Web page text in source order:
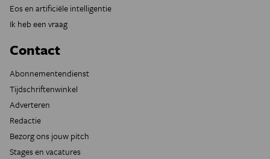
Eos en artificiële intelligentie
Ik heb een vraag
Contact
Abonnementendienst
Tijdschriftenwinkel
Adverteren
Redactie
Bezorg ons jouw pitch
Stages en vacatures